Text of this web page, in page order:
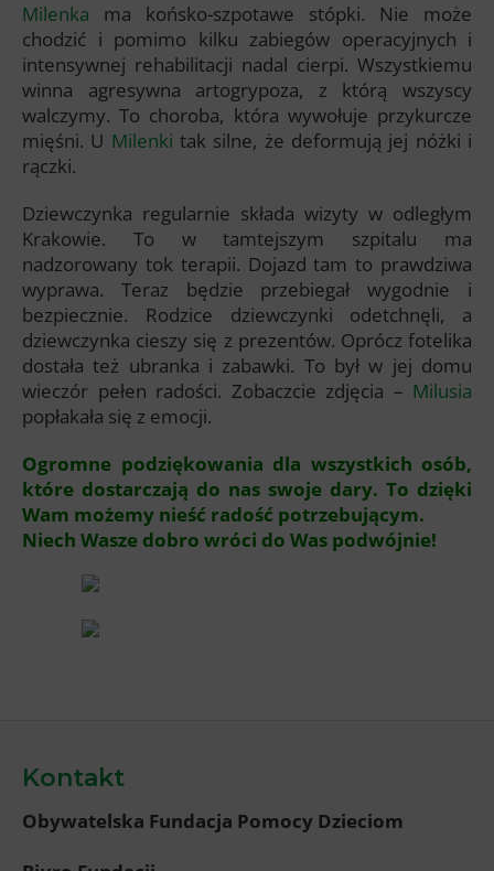
Milenka ma końsko-szpotawe stópki. Nie może
chodzić i pomimo kilku zabiegów operacyjnych i
intensywnej rehabilitacji nadal cierpi. Wszystkiemu
winna agresywna artogrypoza, z którą wszyscy
walczymy. To choroba, która wywołuje przykurcze
mięśni. U Milenki tak silne, że deformują jej nóżki i
rączki.
Dziewczynka regularnie składa wizyty w odległym
Krakowie. To w tamtejszym szpitalu ma
nadzorowany tok terapii. Dojazd tam to prawdziwa
wyprawa. Teraz będzie przebiegał wygodnie i
bezpiecznie. Rodzice dziewczynki odetchnęli, a
dziewczynka cieszy się z prezentów. Oprócz fotelika
dostała też ubranka i zabawki. To był w jej domu
wieczór pełen radości. Zobaczcie zdjęcia – Milusia
popłakała się z emocji.
Ogromne podziękowania dla wszystkich osób,
które dostarczają do nas swoje dary. To dzięki
Wam możemy nieść radość potrzebującym.
Niech Wasze dobro wróci do Was podwójnie!
Kontakt
Obywatelska Fundacja Pomocy Dzieciom